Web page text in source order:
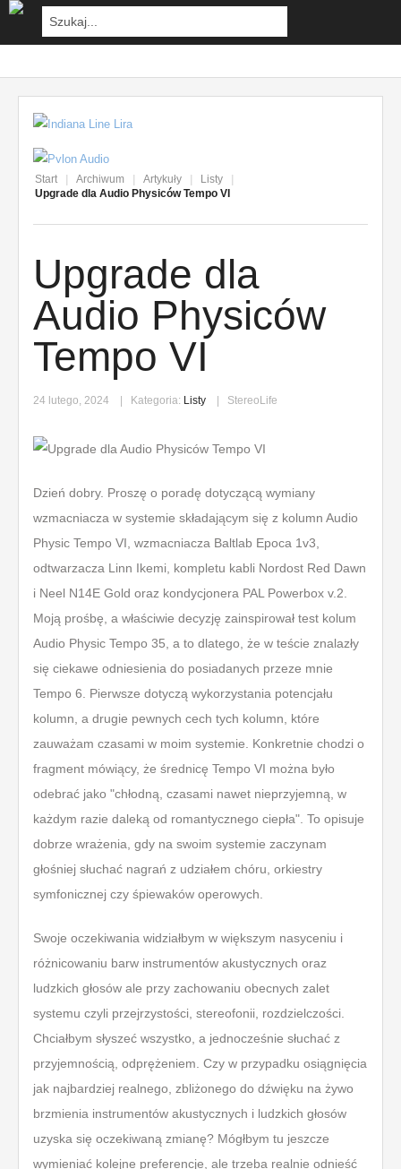
Start Archiwum Artykuły Listy
Upgrade dla Audio Physiców Tempo VI
Upgrade dla
Audio Physiców
Tempo VI
24 lutego, 2024 Kategoria: Listy StereoLife
Dzień dobry. Proszę o poradę dotyczącą wymiany
wzmacniacza w systemie składającym się z kolumn Audio
Physic Tempo VI, wzmacniacza Baltlab Epoca 1v3,
odtwarzacza Linn Ikemi, kompletu kabli Nordost Red Dawn
i Neel N14E Gold oraz kondycjonera PAL Powerbox v.2.
Moją prośbę, a właściwie decyzję zainspirował test kolum
Audio Physic Tempo 35, a to dlatego, że w teście znalazły
się ciekawe odniesienia do posiadanych przeze mnie
Tempo 6. Pierwsze dotyczą wykorzystania potencjału
kolumn, a drugie pewnych cech tych kolumn, które
zauważam czasami w moim systemie. Konkretnie chodzi o
fragment mówiący, że średnicę Tempo VI można było
odebrać jako "chłodną, czasami nawet nieprzyjemną, w
każdym razie daleką od romantycznego ciepła". To opisuje
dobrze wrażenia, gdy na swoim systemie zaczynam
głośniej słuchać nagrań z udziałem chóru, orkiestry
symfonicznej czy śpiewaków operowych.
Swoje oczekiwania widziałbym w większym nasyceniu i
różnicowaniu barw instrumentów akustycznych oraz
ludzkich głosów ale przy zachowaniu obecnych zalet
systemu czyli przejrzystości, stereofonii, rozdzielczości.
Chciałbym słyszeć wszystko, a jednocześnie słuchać z
przyjemnością, odprężeniem. Czy w przypadku osiągnięcia
jak najbardziej realnego, zbliżonego do dźwięku na żywo
brzmienia instrumentów akustycznych i ludzkich głosów
uzyska się oczekiwaną zmianę? Mógłbym tu jeszcze
wymieniać kolejne preferencje, ale trzeba realnie odnieść